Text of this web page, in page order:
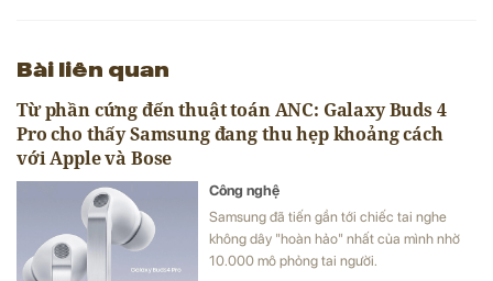
Bài liên quan
Từ phần cứng đến thuật toán ANC: Galaxy Buds 4
Pro cho thấy Samsung đang thu hẹp khoảng cách
với Apple và Bose
Công nghệ
Samsung đã tiến gần tới chiếc tai nghe
không dây "hoàn hảo" nhất của mình nhờ
10.000 mô phỏng tai người.